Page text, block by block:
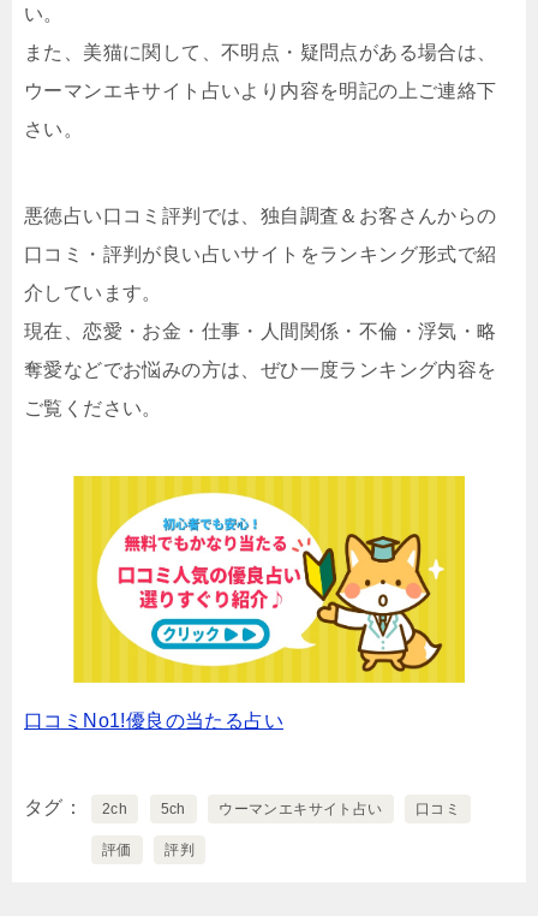
い。
また、美猫に関して、不明点・疑問点がある場合は、
ウーマンエキサイト占いより内容を明記の上ご連絡下
さい。
悪徳占い口コミ評判では、独自調査＆お客さんからの
口コミ・評判が良い占いサイトをランキング形式で紹
介しています。
現在、恋愛・お金・仕事・人間関係・不倫・浮気・略
奪愛などでお悩みの方は、ぜひ一度ランキング内容を
ご覧ください。
口コミNo1!優良の当たる占い
タグ 2ch 5ch ウーマンエキサイト占い 口コミ
評価 評判